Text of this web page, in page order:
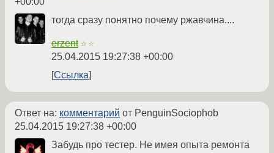
тогда сразу понятно почему ржавчина....
erzent ☆☆
25.04.2015 19:27:38 +00:00
Ссылка
Ответ на: комментарий от PenguinSociophob
25.04.2015 19:27:38 +00:00
Забудь про тестер. Не имея опыта ремонта